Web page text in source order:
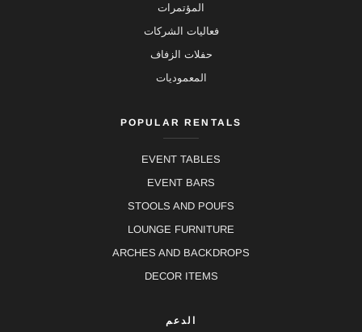
المؤتمرات
فعاليات الشركات
حفلات الزفاف
المعموديات
POPULAR RENTALS
EVENT TABLES
EVENT BARS
STOOLS AND POUFS
LOUNGE FURNITURE
ARCHES AND BACKDROPS
DECOR ITEMS
الدعم